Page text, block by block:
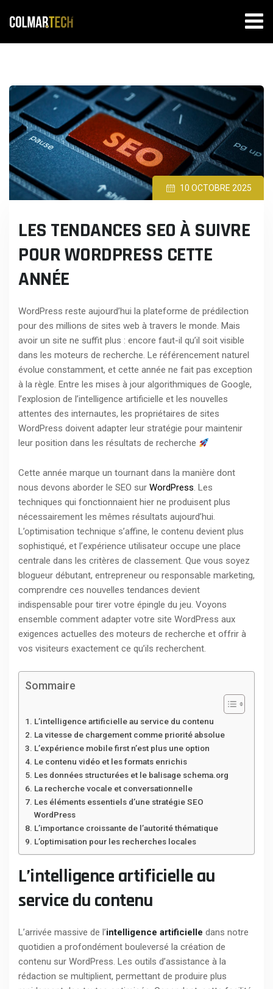
10 OCTOBRE 2025
LES TENDANCES SEO À SUIVRE
POUR WORDPRESS CETTE
ANNÉE
WordPress reste aujourd’hui la plateforme de prédilection
pour des millions de sites web à travers le monde. Mais
avoir un site ne suffit plus : encore faut-il qu’il soit visible
dans les moteurs de recherche. Le référencement naturel
évolue constamment, et cette année ne fait pas exception
à la règle. Entre les mises à jour algorithmiques de Google,
l’explosion de l’intelligence artificielle et les nouvelles
attentes des internautes, les propriétaires de sites
WordPress doivent adapter leur stratégie pour maintenir
leur position dans les résultats de recherche
Cette année marque un tournant dans la manière dont
nous devons aborder le SEO sur WordPress. Les
techniques qui fonctionnaient hier ne produisent plus
nécessairement les mêmes résultats aujourd’hui.
L’optimisation technique s’affine, le contenu devient plus
sophistiqué, et l’expérience utilisateur occupe une place
centrale dans les critères de classement. Que vous soyez
blogueur débutant, entrepreneur ou responsable marketing,
comprendre ces nouvelles tendances devient
indispensable pour tirer votre épingle du jeu. Voyons
ensemble comment adapter votre site WordPress aux
exigences actuelles des moteurs de recherche et offrir à
vos visiteurs exactement ce qu’ils recherchent.
Sommaire
L’intelligence artificielle au service du contenu
La vitesse de chargement comme priorité absolue
L’expérience mobile first n’est plus une option
Le contenu vidéo et les formats enrichis
Les données structurées et le balisage schema.org
La recherche vocale et conversationnelle
Les éléments essentiels d’une stratégie SEO
WordPress
L’importance croissante de l’autorité thématique
L’optimisation pour les recherches locales
L’intelligence artificielle au
service du contenu
L’arrivée massive de l’intelligence artificielle dans notre
quotidien a profondément bouleversé la création de
contenu sur WordPress. Les outils d’assistance à la
rédaction se multiplient, permettant de produire plus